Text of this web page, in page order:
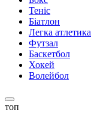
Теніс
Біатлон
Легка атлетика
Футзал
Баскетбол
Хокей
Волейбол
топ